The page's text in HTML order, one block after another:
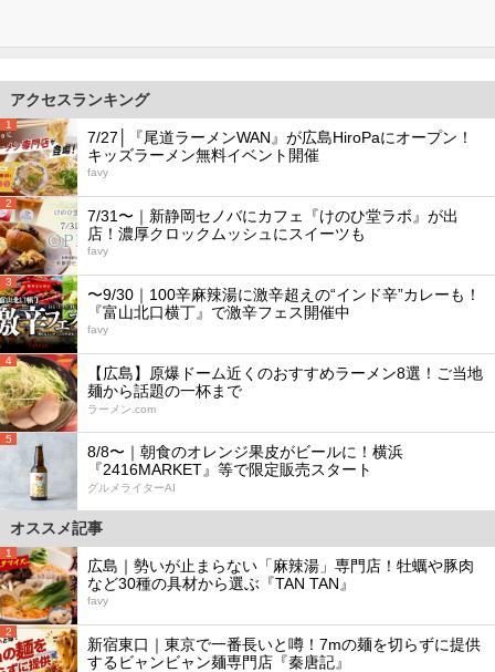
アクセスランキング
1
7/27│『尾道ラーメンWAN』が広島HiroPaにオープン！
キッズラーメン無料イベント開催
favy
2
7/31〜｜新静岡セノバにカフェ『けのひ堂ラボ』が出
店！濃厚クロックムッシュにスイーツも
favy
3
〜9/30｜100辛麻辣湯に激辛超えの“インド辛”カレーも！
『富山北口横丁』で激辛フェス開催中
favy
4
【広島】原爆ドーム近くのおすすめラーメン8選！ご当地
麺から話題の一杯まで
ラーメン.com
5
8/8〜｜朝食のオレンジ果皮がビールに！横浜
『2416MARKET』等で限定販売スタート
グルメライターAI
オススメ記事
1
広島｜勢いが止まらない「麻辣湯」専門店！牡蠣や豚肉
など30種の具材から選ぶ『TAN TAN』
favy
2
新宿東口｜東京で一番長いと噂！7mの麺を切らずに提供
するビャンビャン麺専門店『秦唐記』